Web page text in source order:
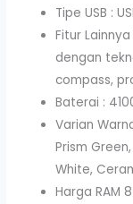
Tipe USB :
Fitur
dengan
compass,
Baterai :
Varian
Prism
White,
Harga RAM